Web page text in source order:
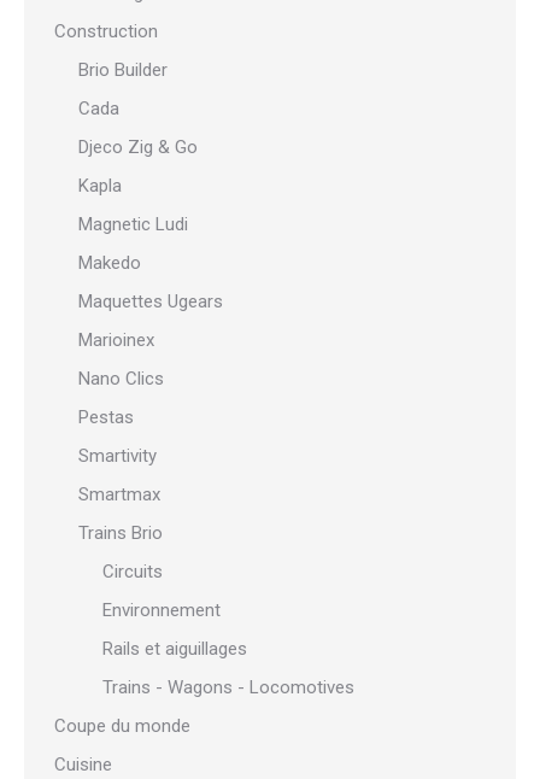
Construction
Brio Builder
Cada
Djeco Zig & Go
Kapla
Magnetic Ludi
Makedo
Maquettes Ugears
Marioinex
Nano Clics
Pestas
Smartivity
Smartmax
Trains Brio
Circuits
Environnement
Rails et aiguillages
Trains - Wagons - Locomotives
Coupe du monde
Cuisine